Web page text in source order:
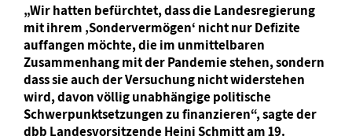
„Wir hatten befürchtet, dass die Landesregierung
mit ihrem ‚Sondervermögen‘ nicht nur Defizite
auffangen möchte, die im unmittelbaren
Zusammenhang mit der Pandemie stehen, sondern
dass sie auch der Versuchung nicht widerstehen
wird, davon völlig unabhängige politische
Schwerpunktsetzungen zu finanzieren“, sagte der
dbb Landesvorsitzende Heini Schmitt am 19.